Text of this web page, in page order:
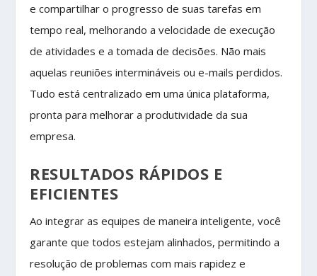
e compartilhar o progresso de suas tarefas em
tempo real, melhorando a velocidade de execução
de atividades e a tomada de decisões. Não mais
aquelas reuniões intermináveis ou e-mails perdidos.
Tudo está centralizado em uma única plataforma,
pronta para melhorar a produtividade da sua
empresa.
RESULTADOS RÁPIDOS E
EFICIENTES
Ao integrar as equipes de maneira inteligente, você
garante que todos estejam alinhados, permitindo a
resolução de problemas com mais rapidez e